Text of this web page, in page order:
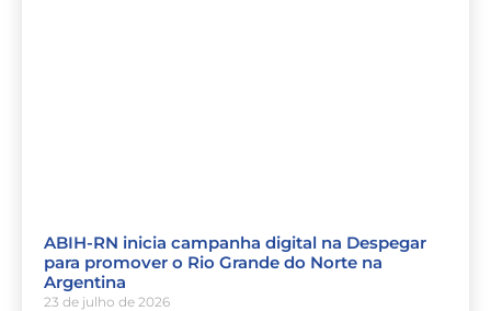
ABIH-RN inicia campanha digital na Despegar
para promover o Rio Grande do Norte na
Argentina
23 de julho de 2026